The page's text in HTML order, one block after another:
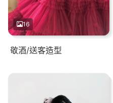
16
敬酒/送客造型